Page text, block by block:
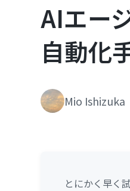
AIエー
自動化
Mio Ishizuka
とにかく早く